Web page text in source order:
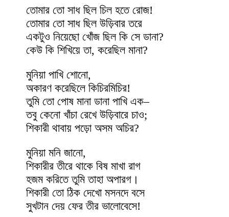
তোমার তো সাধ ছিল চিল হতে রোজ!
তোমার তো সাধ ছিল উড়িবার তরে
একটুও নিয়েছো খোঁজ ছিল কি সে ডানা?
কেউ কি শিখিয়ে তা, করেছিল মানা?
মুনিয়া পাখি শোনো,
অকারণ করেছিলে কিচিরমিচির!
তুমি তো পোষ মানা ডানা পাখি এক–
তবু কেনো খাঁচা রেখে উড়িবারে চাও;
শিকারী থাবায় পড়ো অসম অচির?
মুনিয়া মনি জানো,
শিকারীর তীরে থাকে বিষ মাখা রাগ
হজম করিতে তুমি তাহা অপারগ।
শিকারী তো ঠিক দেখো মসনদে বসে
সুখটান দেয় ফের তীর ভালোবেসে!